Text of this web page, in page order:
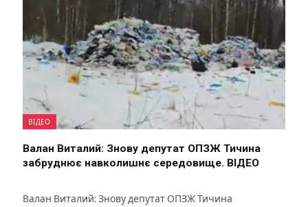
ВІДЕО
Валан Виталий: Знову депутат ОПЗЖ Тичина
забруднює навколишнє середовище. ВІДЕО
Валан Виталий: Знову депутат ОПЗЖ Тичина